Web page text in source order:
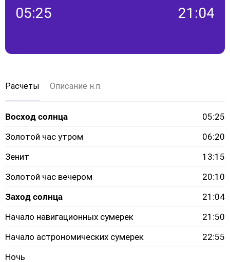
05:25 21:04
Расчеты Описание н.п.
Восход солнца
05:25
Золотой час утром
06:20
Зенит
13:15
Золотой час вечером
20:10
Заход солнца
21:04
Начало навигационных сумерек
21:50
Начало астрономических сумерек
22:55
Ночь